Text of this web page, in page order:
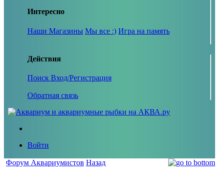
Интересно
Наши Магазины Мы все :) Игра на память
Действия
Поиск Вход/Регистрация
Обратная связь
Войти
Форум Аквариумистов Назад